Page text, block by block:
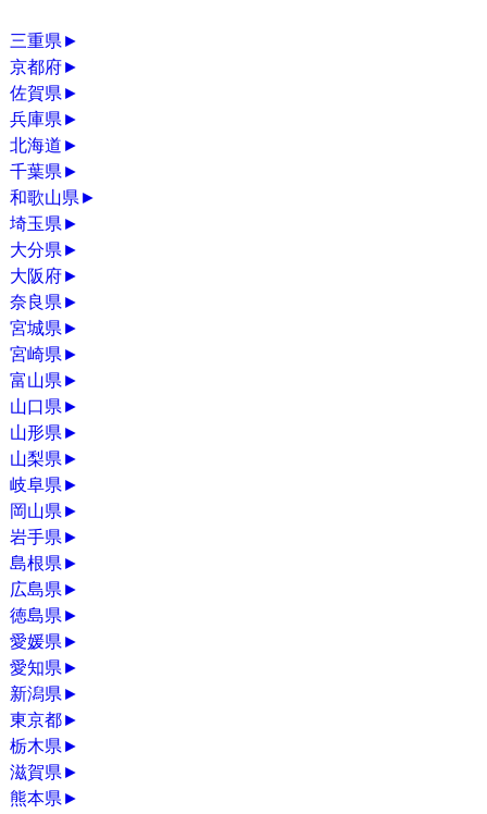
三重県 ►
京都府►
佐賀県 ►
兵庫県 ►
北海道 ►
千葉県 ►
和歌山県 ►
埼玉県 ►
大分県 ►
大阪府►
奈良県 ►
宮城県 ►
宮崎県 ►
富山県 ►
山口県 ►
山形県 ►
山梨県 ►
岐阜県 ►
岡山県 ►
岩手県 ►
島根県 ►
広島県 ►
徳島県 ►
愛媛県 ►
愛知県 ►
新潟県 ►
東京都►
栃木県 ►
滋賀県 ►
熊本県 ►